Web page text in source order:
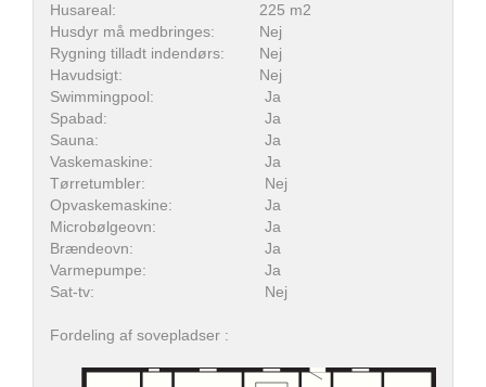
Husareal:
225 m2
Husdyr må medbringes:
Nej
Rygning tilladt indendørs:
Nej
Havudsigt:
Nej
Swimmingpool:
Ja
Spabad:
Ja
Sauna:
Ja
Vaskemaskine:
Ja
Tørretumbler:
Nej
Opvaskemaskine:
Ja
Microbølgeovn:
Ja
Brændeovn:
Ja
Varmepumpe:
Ja
Sat-tv:
Nej
Fordeling af sovepladser :